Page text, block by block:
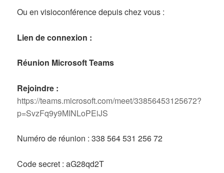
Ou en visioconférence depuis chez vous :
Lien de connexion :
Réunion Microsoft Teams
Rejoindre :
https://teams.microsoft.com/meet/33856453125672?
p=SvzFq9y9MINLoPEiJS
Numéro de réunion : 338 564 531 256 72
Code secret : aG28qd2T